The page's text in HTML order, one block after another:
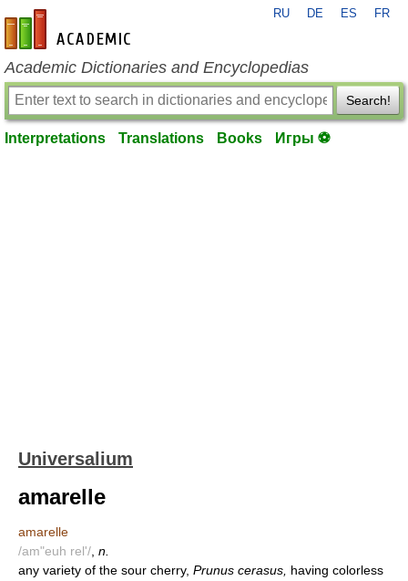
en-academic.com
RU DE ES FR
Academic Dictionaries and Encyclopedias
Search!
Interpretations Translations Books Игры ⚽
Universalium
amarelle
amarelle
/am"euh rel'/ n.
any variety of the sour cherry, Prunus cerasus, having colorless